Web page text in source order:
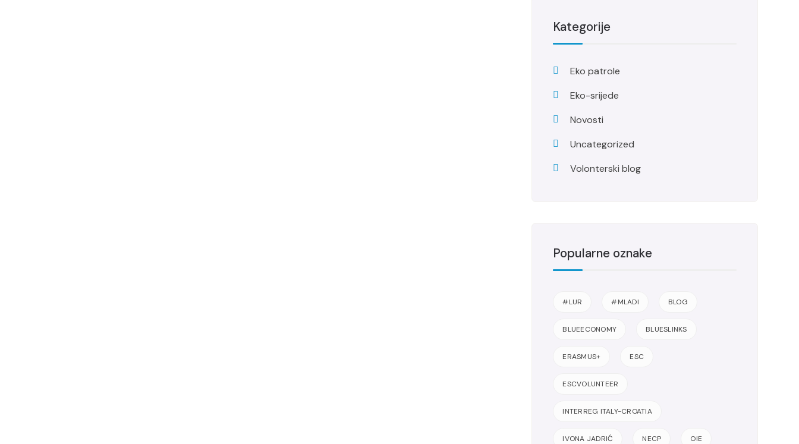
Kategorije
Eko patrole
Eko-srijede
Novosti
Uncategorized
Volonterski blog
Popularne oznake
#LUR #MLADI BLOG
BLUEECONOMY BLUESLINKS
ERASMUS+ ESC
ESCVOLUNTEER
INTERREG ITALY-CROATIA
IVONA JADRIĆ NECP OIE